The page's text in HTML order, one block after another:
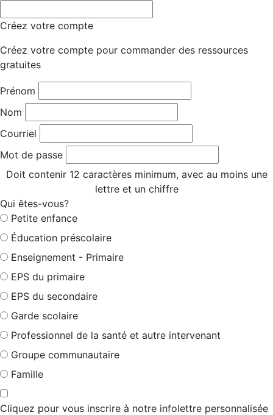
Créez votre compte
Créez votre compte pour commander des ressources
gratuites
Prénom
Nom
Courriel
Mot de passe
Doit contenir 12 caractères minimum, avec au moins une
lettre et un chiffre
Qui êtes-vous?
Petite enfance
Éducation préscolaire
Enseignement - Primaire
EPS du primaire
EPS du secondaire
Garde scolaire
Professionnel de la santé et autre intervenant
Groupe communautaire
Famille
Cliquez pour vous inscrire à notre infolettre personnalisée